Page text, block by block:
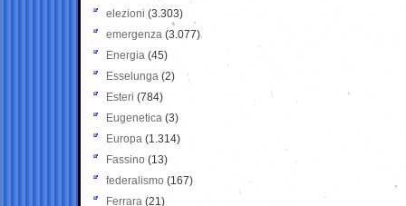
elezioni (3.303)
emergenza (3.077)
Energia (45)
Esselunga (2)
Esteri (784)
Eugenetica (3)
Europa (1.314)
Fassino (13)
federalismo (167)
Ferrara (21)